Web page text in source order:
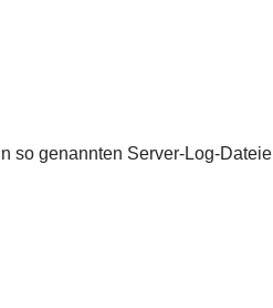
genannten Server-Log-